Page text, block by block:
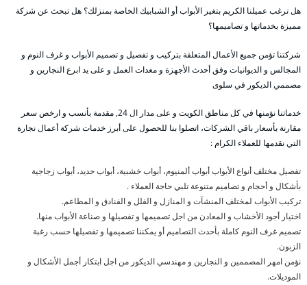
هل ترغب عميلنا الكريم بتغير الأبواب أو الشبابيك الخاصة بمنزلك؟ هل تبحث عن شركة
مميزة بخدماتها و تصاميمها؟
شركتنا تؤمن جميع الأعمال المتعلقة بتركيب و تفصيل و تصميم الأبواب و غرف النوم و
المجالس و الديوانيات وفق أحدث الأجهزة و معدات العمل و على يد ابرع النجارين و
مصممي الديكور في سلوى
خدماتنا نؤمنها في كل مناطق الكويت و على مدار ال 24, مقدمة بأنسب و ارخص سعر
مقارنة بأسعار باقي الشركات، اتصلوا بنا للحصول على أبرز خدمات شركة أعمال نجارة
التي نقدمها للعملاء الكرام :
تفصيل مختلف أنواع الأبواب أبواب ألمنيوم، أبواب خشبية، أبواب حديد، أبواب زجاجية
بأشكال و أحجام و تصاميم متنوعة تلبي حاجة العملاء .
تركيب الأبواب لمختلف المنشآت و المنازل و الفلل و الفنادق و المطاعم.
اختيار أجود الأخشاب و المعادن من اجل تصميمها و تفصيلها و صناعة الأبواب منها.
تصميم غرف النوم كاملة بأحدث التصاميم أو يمكننا تصميمها و تفصيلها حسب رغبة
الزبون.
نؤمن امهر المصممين و النجارين و مهندسي الديكور من اجل ابتكار أجمل الأشكال و
الموديلات.